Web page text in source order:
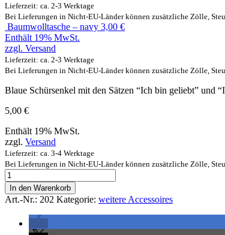
Lieferzeit: ca. 2-3 Werktage
Bei Lieferungen in Nicht-EU-Länder können zusätzliche Zölle,
Baumwolltasche – navy 3,00 €
Enthält 19% MwSt.
zzgl. Versand
Lieferzeit: ca. 2-3 Werktage
Bei Lieferungen in Nicht-EU-Länder können zusätzliche Zölle,
Blaue Schürsenkel mit den Sätzen “Ich bin geliebt” und
5,00 €
Enthält 19% MwSt.
zzgl. Versand
Lieferzeit: ca. 3-4 Werktage
Bei Lieferungen in Nicht-EU-Länder können zusätzliche Zölle,
In den Warenkorb
Art.-Nr.: 202 Kategorie: weitere Accessoires